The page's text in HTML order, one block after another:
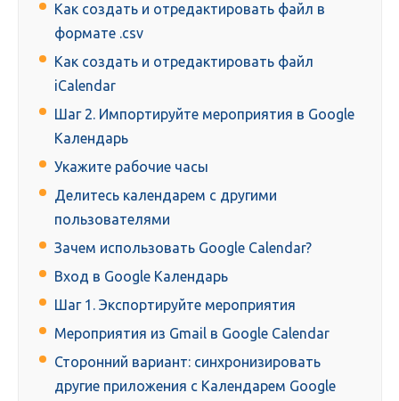
Как создать и отредактировать файл в
формате .csv
Как создать и отредактировать файл
iCalendar
Шаг 2. Импортируйте мероприятия в Google
Календарь
Укажите рабочие часы
Делитесь календарем с другими
пользователями
Зачем использовать Google Calendar?
Вход в Google Календарь
Шаг 1. Экспортируйте мероприятия
Мероприятия из Gmail в Google Calendar
Сторонний вариант: синхронизировать
другие приложения с Календарем Google